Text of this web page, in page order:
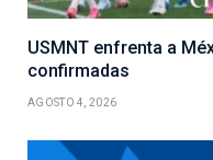
USMNT enfrenta a
confirmadas
AGOSTO 4, 2026